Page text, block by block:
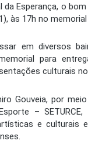
Esperança, o
às 17h no memorial
em diversos
para
culturais
Gouveia, por
– SETURCE,
e culturais